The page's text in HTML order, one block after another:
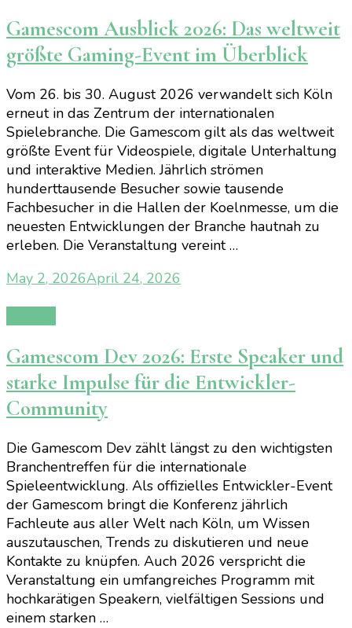
Gamescom Ausblick 2026: Das weltweit
größte Gaming-Event im Überblick
Vom 26. bis 30. August 2026 verwandelt sich Köln
erneut in das Zentrum der internationalen
Spielebranche. Die Gamescom gilt als das weltweit
größte Event für Videospiele, digitale Unterhaltung
und interaktive Medien. Jährlich strömen
hunderttausende Besucher sowie tausende
Fachbesucher in die Hallen der Koelnmesse, um die
neuesten Entwicklungen der Branche hautnah zu
erleben. Die Veranstaltung vereint …
May 2, 2026April 24, 2026
Gamescom Dev 2026: Erste Speaker und
starke Impulse für die Entwickler-
Community
Die Gamescom Dev zählt längst zu den wichtigsten
Branchentreffen für die internationale
Spieleentwicklung. Als offizielles Entwickler-Event
der Gamescom bringt die Konferenz jährlich
Fachleute aus aller Welt nach Köln, um Wissen
auszutauschen, Trends zu diskutieren und neue
Kontakte zu knüpfen. Auch 2026 verspricht die
Veranstaltung ein umfangreiches Programm mit
hochkarätigen Speakern, vielfältigen Sessions und
einem starken …